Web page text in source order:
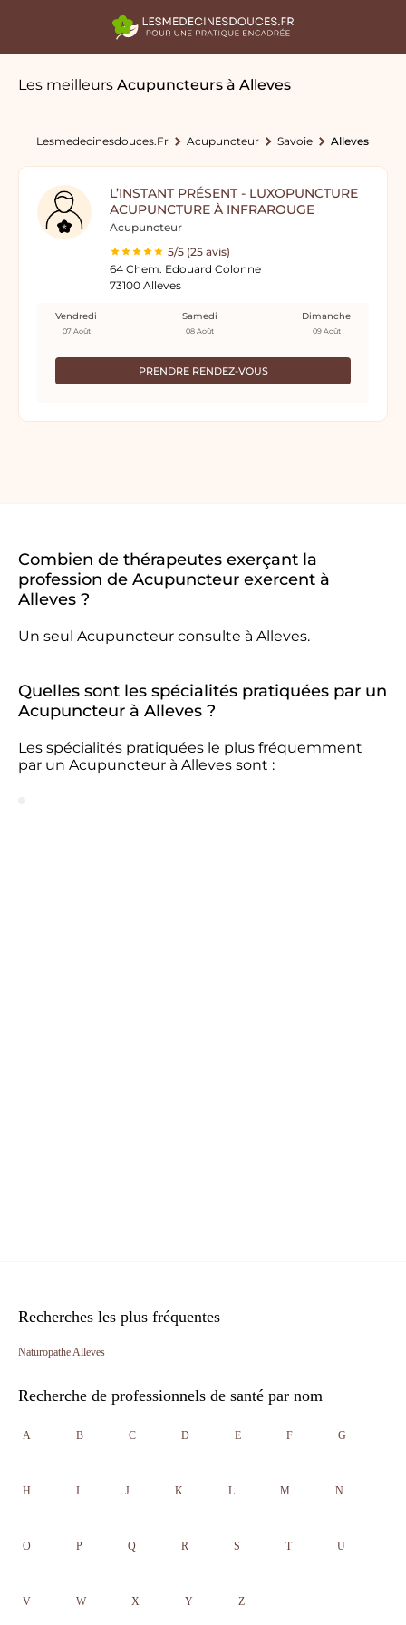
Les meilleurs Acupuncteurs à Alleves
Lesmedecinesdouces.fr Acupuncteur Savoie Alleves
L’INSTANT PRÉSENT - LUXOPUNCTURE
ACUPUNCTURE À INFRAROUGE
Acupuncteur
5/5 (25 avis)
64 Chem. Edouard Colonne
73100 Alleves
PRENDRE RENDEZ-VOUS
Vendredi
07 Août
Samedi
08 Août
Dimanche
09 Août
Combien de thérapeutes exerçant la
profession de Acupuncteur exercent à
Alleves ?
Un seul Acupuncteur consulte à Alleves.
Quelles sont les spécialités pratiquées par un
Acupuncteur à Alleves ?
Les spécialités pratiquées le plus fréquemment
par un Acupuncteur à Alleves sont :
Recherches les plus fréquentes
Naturopathe Alleves
Recherche de professionnels de santé par nom
A B C D E F G
H I J K L M N
O P Q R S T U
V W X Y Z